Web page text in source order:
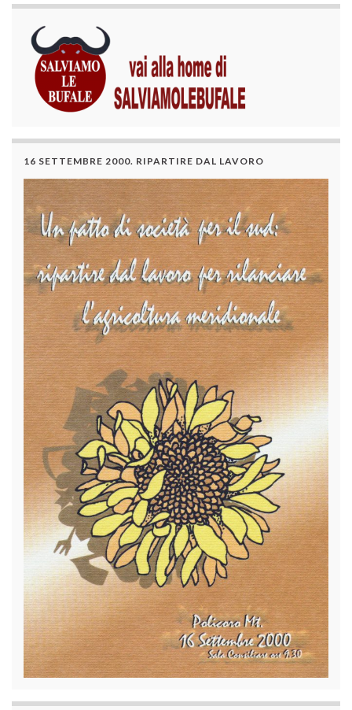
16 SETTEMBRE 2000. RIPARTIRE DAL LAVORO